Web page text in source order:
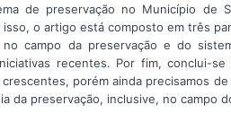
de preservação no Município de
o artigo está composto em três
campo da preservação e do
recentes. Por fim, conclui-
porém ainda precisamos
da preservação, inclusive, no campo